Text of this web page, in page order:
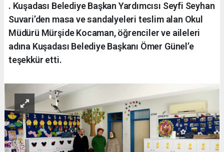
. Kuşadası Belediye Başkan Yardımcısı Seyfi Seyhan
Suvari’den masa ve sandalyeleri teslim alan Okul
Müdürü Mürşide Kocaman, öğrenciler ve aileleri
adına Kuşadası Belediye Başkanı Ömer Günel’e
teşekkür etti.